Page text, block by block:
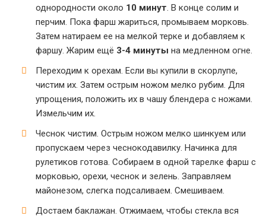
однородности около 10 минут. В конце солим и
перчим. Пока фарш жариться, промываем морковь.
Затем натираем ее на мелкой терке и добавляем к
фаршу. Жарим ещё 3-4 минуты на медленном огне.
Переходим к орехам. Если вы купили в скорлупе,
чистим их. Затем острым ножом мелко рубим. Для
упрощения, положить их в чашу блендера с ножами.
Измельчим их.
Чеснок чистим. Острым ножом мелко шинкуем или
пропускаем через чеснокодавилку. Начинка для
рулетиков готова. Собираем в одной тарелке фарш с
морковью, орехи, чеснок и зелень. Заправляем
майонезом, слегка подсаливаем. Смешиваем.
Достаем баклажан. Отжимаем, чтобы стекла вся